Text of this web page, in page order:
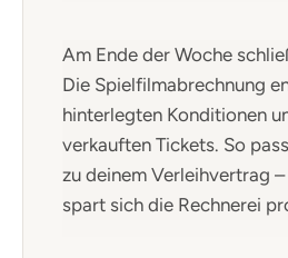
Am Ende der Woche
Die Spielfilmabrechnung
hinterlegten Konditionen
verkauften Tickets. So
zu deinem Verleihvertrag
spart sich die Rechnerei